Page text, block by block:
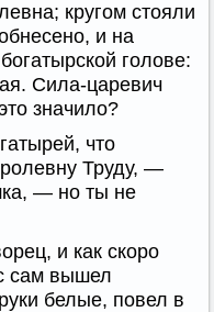
кругом стояли
и на
голове:
Сила-царевич
значило?
что
Труду, —
— но ты не
и как скоро
сам вышел
белые, повел в